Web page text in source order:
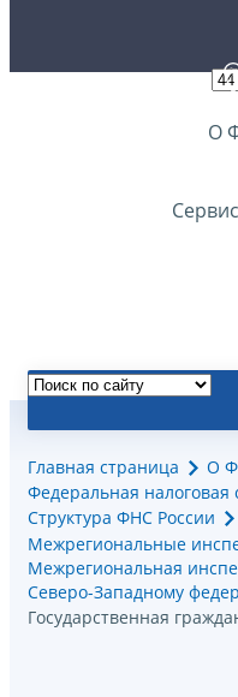
О
Главная страница
О
Федеральная налоговая
Структура ФНС России
Межрегиональные
Межрегиональная
Северо-Западному
Государственная